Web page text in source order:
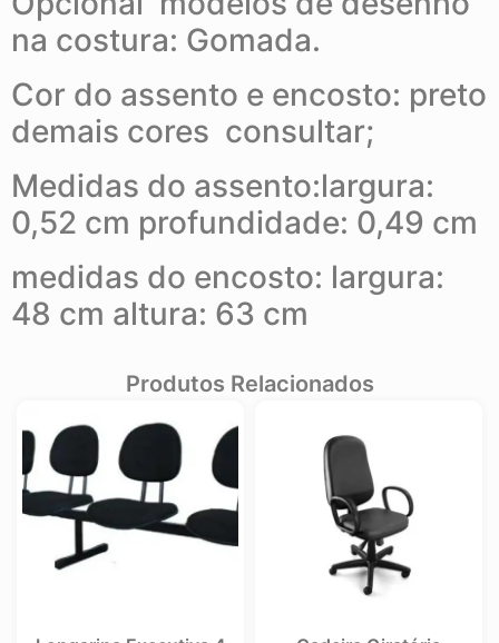
na costura: Gomada.
Cor do assento e encosto: preto
demais cores consultar;
Medidas do assento:largura:
0,52 cm profundidade: 0,49 cm
medidas do encosto: largura:
48 cm altura: 63 cm
Produtos Relacionados